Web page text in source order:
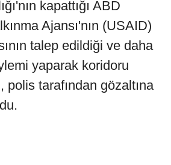
kapattığı ABD
Ajansı'nın (USAID)
talep edildiği ve daha
yaparak koridoru
polis tarafından gözaltına